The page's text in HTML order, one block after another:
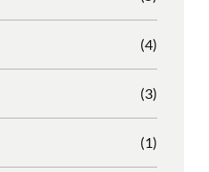
(4)
(3)
(1)